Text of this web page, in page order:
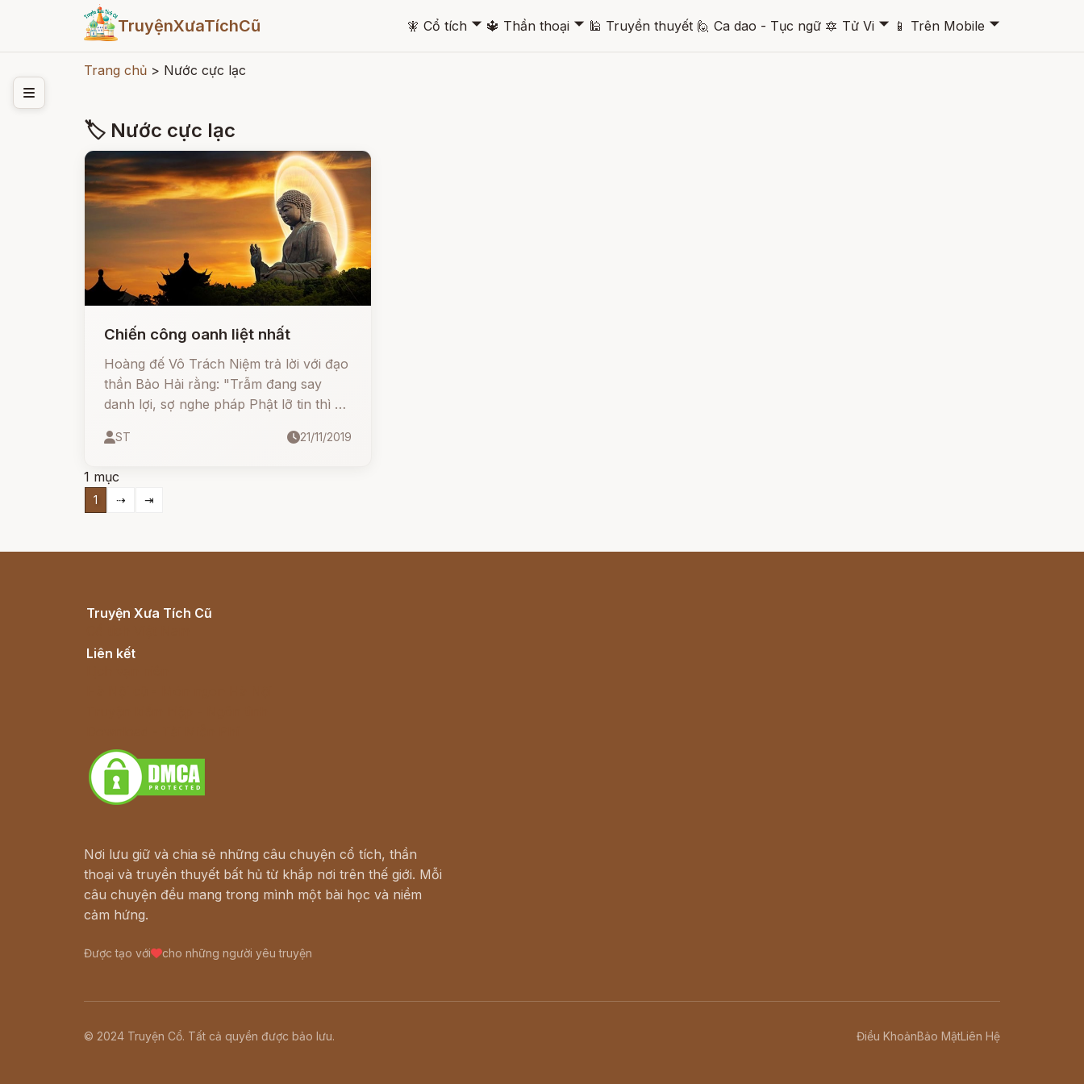
TruyệnXưaTíchCũ 🧚 Cổ tích 🞃 🔱 Thần thoại 🞃 🕌 Truyền thuyết 🙋 Ca dao - Tục ngữ 🔯 Tử Vi 🞃 📱 Trên Mobile 🞃
Trang chủ > Nước cực lạc
🏷 Nước cực lạc
Chiến công oanh liệt nhất
Hoàng đế Vô Trách Niệm trả lời với đạo
thần Bảo Hải rằng: "Trẫm đang say
danh lợi, sợ nghe pháp Phật lỡ tin thì bỏ
ST 21/11/2019
1 mục
1 ⇢ ⇥
Truyện Xưa Tích Cũ
Liên kết
Nơi lưu giữ và chia sẻ những câu chuyện cổ tích, thần
thoại và truyền thuyết bất hủ từ khắp nơi trên thế giới. Mỗi
câu chuyện đều mang trong mình một bài học và niềm
cảm hứng.
Được tạo với cho những người yêu truyện
© 2024 Truyện Cổ. Tất cả quyền được bảo lưu. Điều KhoảnBảo MậtLiên Hệ